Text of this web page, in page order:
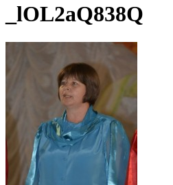
_lOL2aQ838Q